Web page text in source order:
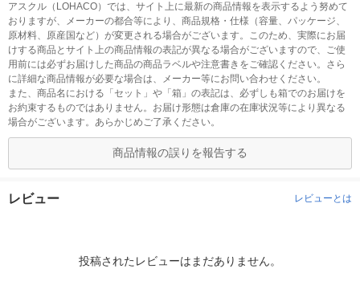
アスクル（LOHACO）では、サイト上に最新の商品情報を表示するよう努めて
おりますが、メーカーの都合等により、商品規格・仕様（容量、パッケージ、
原材料、原産国など）が変更される場合がございます。このため、実際にお届
けする商品とサイト上の商品情報の表記が異なる場合がございますので、ご使
用前には必ずお届けした商品の商品ラベルや注意書きをご確認ください。さら
に詳細な商品情報が必要な場合は、メーカー等にお問い合わせください。
また、商品名における「セット」や「箱」の表記は、必ずしも箱でのお届けを
お約束するものではありません。お届け形態は倉庫の在庫状況等により異なる
場合がございます。あらかじめご了承ください。
商品情報の誤りを報告する
レビュー レビューとは
投稿されたレビューはまだありません。